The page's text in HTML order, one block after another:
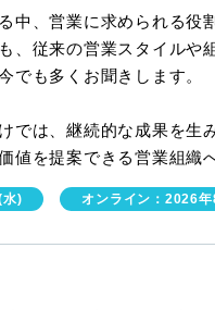
中、営業に求められる
、従来の営業スタイルや
でも多くお聞きします。
では、継続的な成果を生
値を提案できる営業組織
水) オンライン：2026